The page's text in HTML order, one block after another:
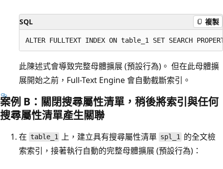
SQL 複製
此陳述式會導致完整母體擴展 (預設行為)。 但在此母體擴
展開始之前，Full-Text Engine 會自動截斷索引。
案例 B：關閉搜尋屬性清單，稍後將索引與任何
搜尋屬性清單產生關聯
在 table_1 上，建立具有搜尋屬性清單 spl_1的全文檢
索索引，接著執行自動的完整母體擴展 (預設行為)：